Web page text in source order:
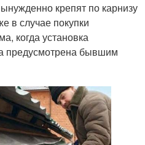
крепят по карнизу
в случае покупки
когда установка
предусмотрена бывшим